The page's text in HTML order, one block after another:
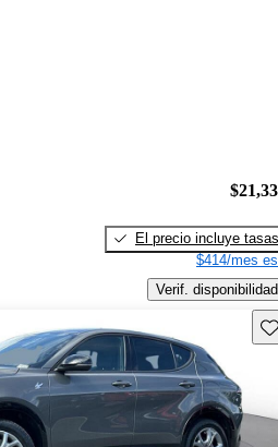
El precio incluye tasas
$414/mes
Verif. disponibilidad